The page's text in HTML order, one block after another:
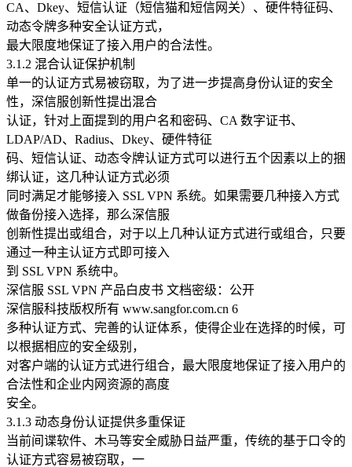
CA、Dkey、短信认证（短信猫和短信网关）、硬件特征码、
动态令牌多种安全认证方式，
最大限度地保证了接入用户的合法性。
3.1.2 混合认证保护机制
单一的认证方式易被窃取，为了进一步提高身份认证的安全
性，深信服创新性提出混合
认证，针对上面提到的用户名和密码、CA 数字证书、
LDAP/AD、Radius、Dkey、硬件特征
码、短信认证、动态令牌认证方式可以进行五个因素以上的捆
绑认证，这几种认证方式必须
同时满足才能够接入 SSL VPN 系统。如果需要几种接入方式
做备份接入选择，那么深信服
创新性提出或组合，对于以上几种认证方式进行或组合，只要
通过一种主认证方式即可接入
到 SSL VPN 系统中。
深信服 SSL VPN 产品白皮书 文档密级：公开
深信服科技版权所有 www.sangfor.com.cn 6
多种认证方式、完善的认证体系，使得企业在选择的时候，可
以根据相应的安全级别，
对客户端的认证方式进行组合，最大限度地保证了接入用户的
合法性和企业内网资源的高度
安全。
3.1.3 动态身份认证提供多重保证
当前间谍软件、木马等安全威胁日益严重，传统的基于口令的
认证方式容易被窃取，一